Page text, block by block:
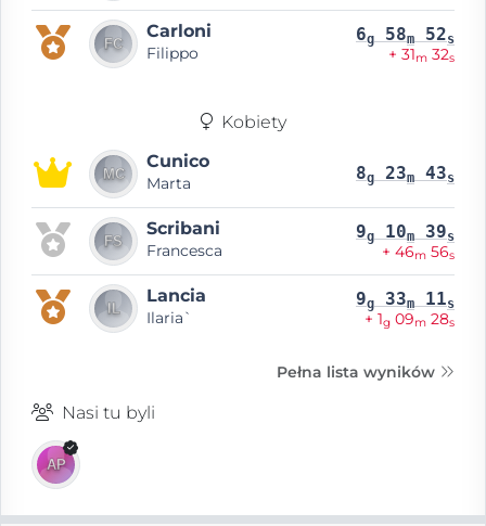
Carloni
Filippo
6g 58m 52s
+ 31m 32s
Kobiety
Cunico
Marta 8g 23m 43s
Scribani
Francesca
9g 10m 39s
+ 46m 56s
Lancia
Ilaria`
9g 33m 11s
+ 1g 09m 28s
Pełna lista wyników
Nasi tu byli